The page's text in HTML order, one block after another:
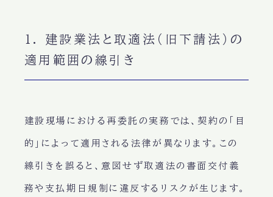
1. 建設業法と取適法（旧下請法）の
適用範囲の線引き
建設現場における再委託の実務では、契約の「目
的」によって適用される法律が異なります。この
線引きを誤ると、意図せず取適法の書面交付義
務や支払期日規制に違反するリスクが生じます。